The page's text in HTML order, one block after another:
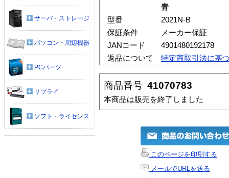
青
型番
2021N-B
保証条件
メーカー保証
JANコード
4901480192178
返品について
特定商取引法に基
商品番号 41070783
本商品は販売を終了しました
このページを印刷する
メールでURLを送る
サーバ・ストレージ
パソコン・周辺機器
PCパーツ
サプライ
ソフト・ライセンス